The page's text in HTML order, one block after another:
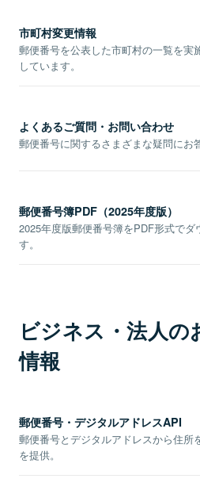
市町村変更情報
郵便番号を公表した市町村の一覧を実
しています。
よくあるご質問・お問い合わせ
郵便番号に関するさまざまな疑問にお
郵便番号簿PDF（2025年度版）
2025年度版郵便番号簿をPDF形式でダ
す。
ビジネス・法人の
情報
郵便番号・デジタルアドレスAPI
郵便番号とデジタルアドレスから住所
を提供。